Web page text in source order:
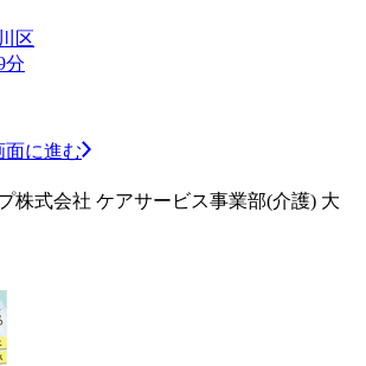
区
分
面に進む
株式会社 ケアサービス事業部(介護) 大